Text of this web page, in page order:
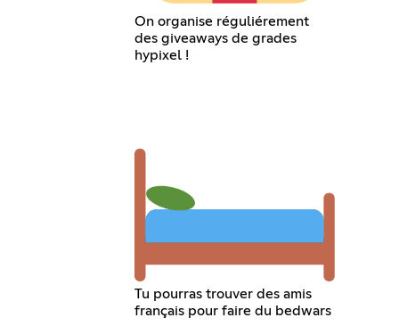
On organise réguliérement
des giveaways de grades
hypixel !
Tu pourras trouver des amis
français pour faire du bedwars